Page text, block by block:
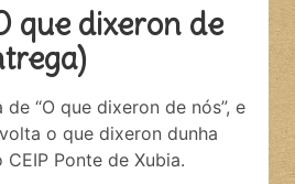
que dixeron de
“O que dixeron de nós”, e
o que dixeron dunha
CEIP Ponte de Xubia.